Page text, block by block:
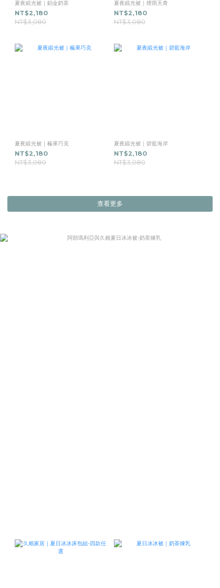
夏夜緞光被｜鉑金奶茶
NT$2,180
NT$3,080
夏夜緞光被｜煙雨天青
NT$2,180
NT$3,080
夏夜緞光被｜榛果巧克
NT$2,180
NT$3,080
夏夜緞光被｜碧藍海岸
NT$2,180
NT$3,080
查看更多